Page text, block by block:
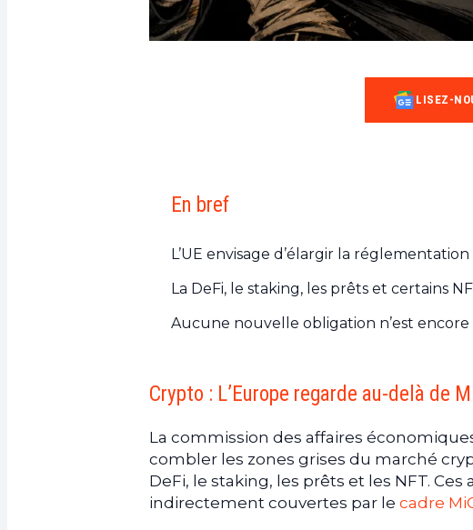
LISEZ-
En bref
L’UE envisage d’élargir la
La DeFi, le staking, les prêts et certains
Aucune nouvelle obligation n’est
Crypto : L’Europe regarde au-delà de
La commission des affaires
combler les zones grises du marché
DeFi, le staking, les prêts et les NFT.
indirectement couvertes par le cadre